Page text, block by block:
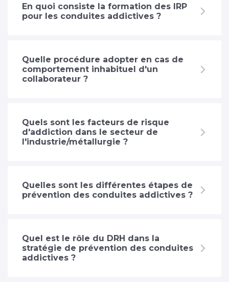
En quoi consiste la formation des IRP
pour les conduites addictives ?
Quelle procédure adopter en cas de
comportement inhabituel d'un
collaborateur ?
Quels sont les facteurs de risque
d'addiction dans le secteur de
l'industrie/métallurgie ?
Quelles sont les différentes étapes de
prévention des conduites addictives ?
Quel est le rôle du DRH dans la
stratégie de prévention des conduites
addictives ?